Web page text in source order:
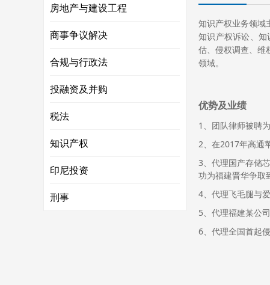
房地产与建设工程
商事争议解决
合规与行政法
投融资及并购
税法
知识产权
印尼投资
刑事
知识产权业务领域
知识产权诉讼、
估、侵权调查、维
领域。
优势及业绩
1、团队律师被聘
2、在2017年高通
3、代理国产存储
功为福建晋华争取
4、代理飞毛腿与
5、代理福建某公
6、代理全国首起